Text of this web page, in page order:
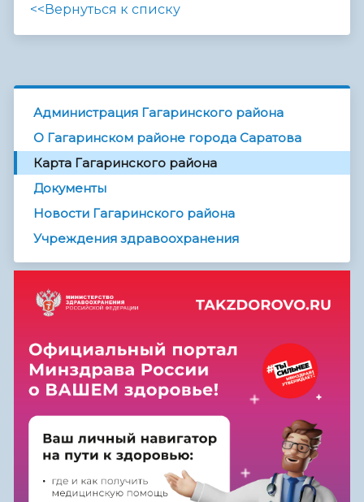
<<Вернуться к списку
Администрация Гагаринского района
О Гагаринском районе города Саратова
Карта Гагаринского района
Документы
Новости Гагаринского района
Учреждения здравоохранения